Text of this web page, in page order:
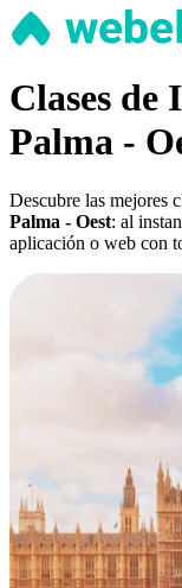
Clases de
Palma -
Descubre las mejores
Palma - Oest: al
aplicación o web con